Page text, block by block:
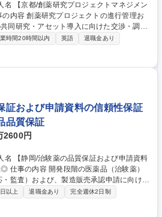
同研究・アセット導入に向けた交渉・調整
司令塔として、開発の最上流工程をリード
案・進捗管理に加え、オープンイノベーシ
オベンチャーやアカデミア等の外部機関と
アセット（技術・候補物質）の導入（イン
、契約締結までの活動を主導します。 募
ェクトマネジメント】海外提携・導入活動
時間20時間以内 英語
退職金あり
証および申請資料の信頼性保証
品質保証
2600円
薬）
監査）および、製造販売承認申請に向けた
保証業務を担当。新薬創出の最終工程を支
整備等を担当。また、承認申請資料（CT
以上 退職金あり
完全週休2日制